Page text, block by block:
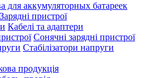
для аккумуляторных батареек
Зарядні пристрої
Кабелі та адаптери
Сонячні зарядні пристрої
Стабілізатори напруги
продукція